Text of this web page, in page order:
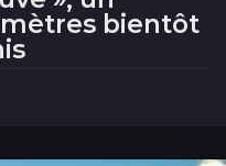
bientôt